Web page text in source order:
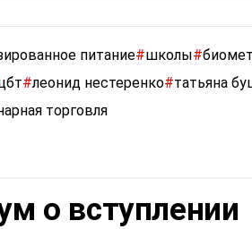
питание#школы#
#леонид нестеренко#татьяна
торговля
о вступлении